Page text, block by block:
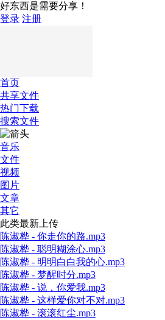
好东西是需要分享！
登录 注册
首页
共享文件
热门下载
搜索文件
音乐
文件
视频
图片
文章
其它
此类最新上传
陈淑桦 - 你走你的路.mp3
陈淑桦 - 聪明糊涂心.mp3
陈淑桦 - 明明白白我的心.mp3
陈淑桦 - 梦醒时分.mp3
陈淑桦 - 说，你爱我.mp3
陈淑桦 - 这样爱你对不对.mp3
陈淑桦 - 滚滚红尘.mp3